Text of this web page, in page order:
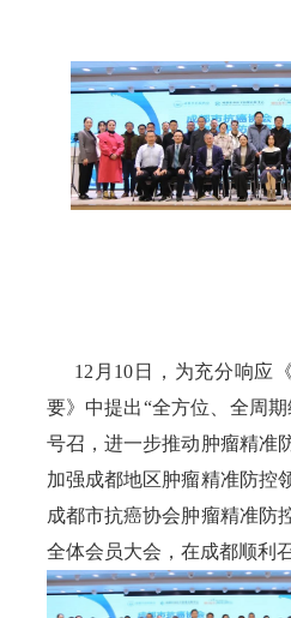
12月10日，为充分响应《
要》中提出“全方位、全周
号召，进一步推动肿瘤精准
加强成都地区肿瘤精准防控
成都市抗癌协会肿瘤精准防
全体会员大会，在成都顺利召